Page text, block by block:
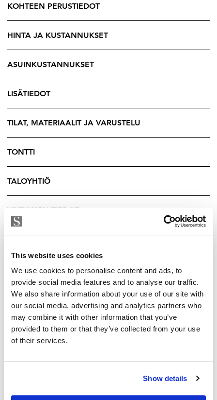
This website uses cookies
We use cookies to personalise content and ads, to
provide social media features and to analyse our traffic.
We also share information about your use of our site with
our social media, advertising and analytics partners who
may combine it with other information that you’ve
provided to them or that they’ve collected from your use
of their services.
Show details
Asuntojen laadukkaat materiaalit, viilennys
kaukokylmällä sekä toimiva pohjaratkaisu huomioi
arjen toiminnot. Moni arvostaa keittiön kestäviä
kivitasoja ja lähes lattiasta kattoon ulottuvia ikkunoita
tehden kodista valoisan. Suuri asunnon levyinen
lasitettu parveke toimii kuin toisena olohuoneena
tuoden kotiin runsaasti lisäneliöitä.
Alue sykkii urbaania elämää ja kehittyvää
kaupunkikuvaa. Täällä asut vain kävelymatkan päässä
korkeakouluista, TYKSistä ja Turun keskustan
kattavista palveluista. Idyllinen Aurajokiranta
Kauppatori ovat myös vain muutaman minuutin
Liikuitpa sitten julkisilla tai omalla autolla, toimivat
liikenneyhteydet sekä sijainti lähellä linja-auto- ja
rautatieasemaa sujuvoittavat arkea. Omalle autolle on
Tehtaanpihan Runar on täydellinen valinta
opiskelijalle, sijoitukseen tai ensiasunnoksi -
Lämpimästi tervetuloa tutustumaan!
Kaikki Tehtaanpihan Runarin myynnissä olevat
asunnot:
KOHTEEN PERUSTIEDOT
HINTA JA KUSTANNUKSET
ASUINKUSTANNUKSET
LISÄTIEDOT
TILAT, MATERIAALIT JA VARUSTELU
TONTTI
TALOYHTIÖ
YRITYKSEN TIEDOT